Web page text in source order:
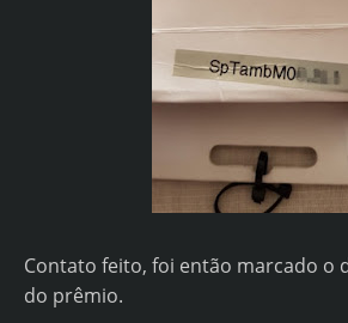
Contato feito, foi então marcado o
do prêmio.